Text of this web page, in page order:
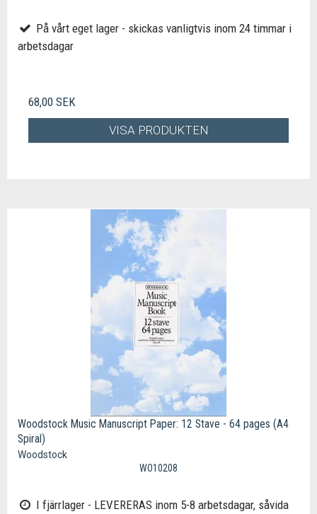
På vårt eget lager - skickas vanligtvis inom 24 timmar i
arbetsdagar
68,00 SEK
VISA PRODUKTEN
Woodstock Music Manuscript Paper: 12 Stave - 64 pages (A4
Spiral)
Woodstock
WO10208
I fjärrlager - LEVERERAS inom 5-8 arbetsdagar, såvida